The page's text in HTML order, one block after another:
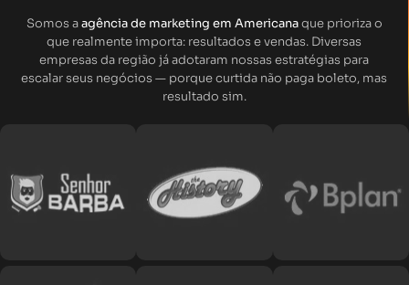
Somos aagência de marketing em Americanaque prioriza o
que realmente importa: resultados e vendas. Diversas
empresas da região já adotaram nossas estratégias para
escalar seus negócios — porque curtida não paga boleto, mas
resultado sim.